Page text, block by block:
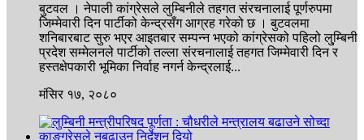
बुटवल । नेपाली कांग्रेसले लुम्बिनीले तहगत संरचनालाई पूर्णरुपमा
जिम्मेवारी दिन पार्टीको केन्द्रसँग आग्रह गरेको छ । बुटवलमा
शनिबारबाट सुरु भएर आइतबार सम्पन्न भएको कांग्रेसको पहिलो लु्म्बिनी
प्रदेश सम्मेलनले पार्टीको तल्ला संरचनालाई तहगत जिम्मेवारी दिन र
हस्तक्षेपकारी भूमिका निर्वाह नगर्न केन्द्रलाई...
मंसिर १७, २०८०